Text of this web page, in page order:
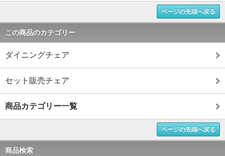
ページの先頭へ戻る
この商品のカテゴリー
ダイニングチェア
セット販売チェア
商品カテゴリー一覧
ページの先頭へ戻る
商品検索